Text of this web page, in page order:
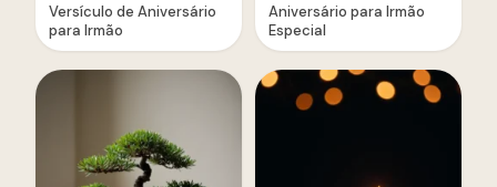
Versículo de Aniversário
para Irmão
Aniversário para Irmão
Especial